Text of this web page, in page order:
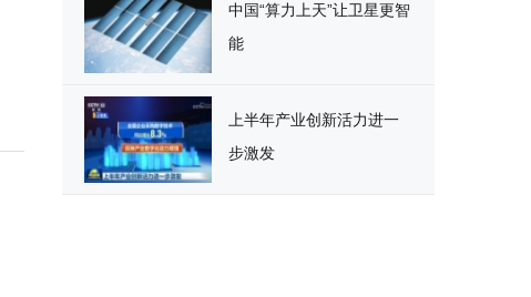
中国“算力上天”让卫星更智
能
上半年产业创新活力进一
步激发